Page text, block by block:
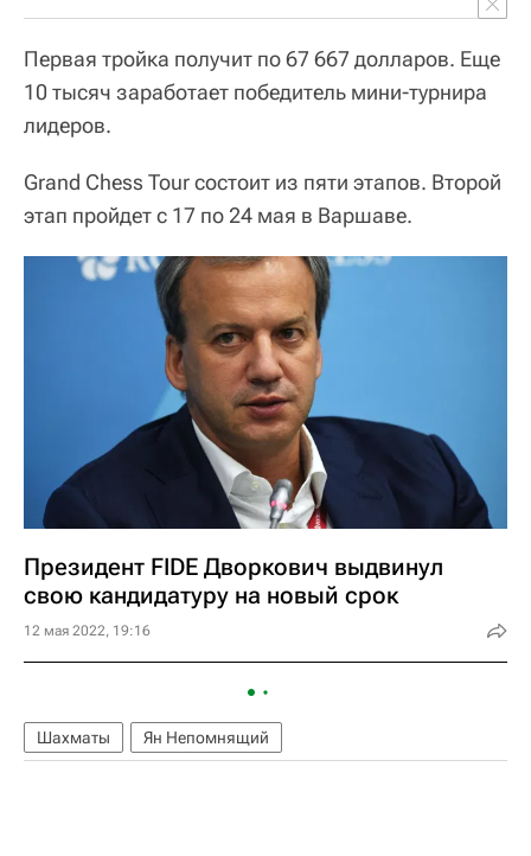
Первая тройка получит по 67 667 долларов. Еще
10 тысяч заработает победитель мини-турнира
лидеров.
Grand Chess Tour состоит из пяти этапов. Второй
этап пройдет с 17 по 24 мая в Варшаве.
Президент FIDE Дворкович выдвинул
свою кандидатуру на новый срок
12 мая 2022, 19:16
Шахматы Ян Непомнящий